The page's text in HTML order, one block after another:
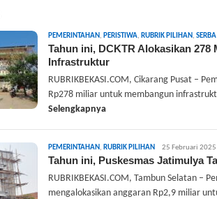
PEMERINTAHAN, PERISTIWA, RUBRIK PILIHAN, SERBA
Tahun ini, DCKTR Alokasikan
Infrastruktur
RUBRIKBEKASI.COM, Cikarang Pusat –
Rp278 miliar untuk membangun
Selengkapnya
PEMERINTAHAN, RUBRIK PILIHAN admin
25 Februari 2025
Tahun ini, Puskesmas Jatimulya
RUBRIKBEKASI.COM, Tambun Selatan –
mengalokasikan anggaran Rp2,9 miliar